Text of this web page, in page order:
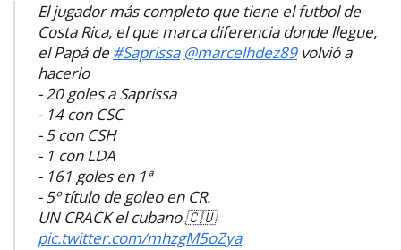
El jugador más completo que tiene el futbol de
Costa Rica, el que marca diferencia donde llegue,
el Papá de #Saprissa @marcelhdez89volvió a
hacerlo
- 20 goles a Saprissa
- 14 con CSC
- 5 con CSH
- 1 con LDA
- 161 goles en 1ª
- 5º título de goleo en CR.
UN CRACK el cubano 🇨🇺
pic.twitter.com/mhzgM5oZya